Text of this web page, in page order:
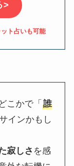
>
ト占いも可能
こかで「誰
インかもし
寂しさ を感